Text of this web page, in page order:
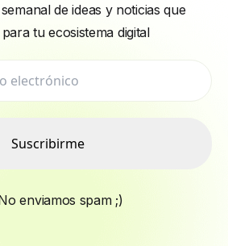
de ideas y noticias que
tu ecosistema digital
Suscribirme
enviamos spam ;)